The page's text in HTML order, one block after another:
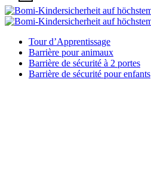
Tour d’Apprentissage
Barrière pour animaux
Barrière de sécurité à 2 portes
Barrière de sécurité pour enfants